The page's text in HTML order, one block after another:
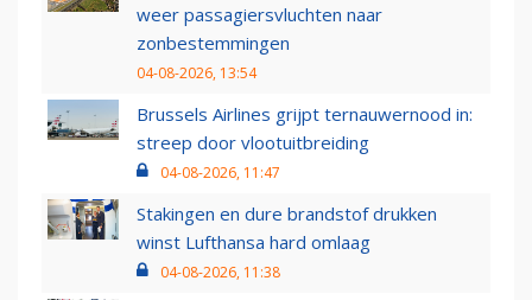
weer passagiersvluchten naar
zonbestemmingen
04-08-2026, 13:54
Brussels Airlines grijpt ternauwernood in:
streep door vlootuitbreiding
04-08-2026, 11:47
Stakingen en dure brandstof drukken
winst Lufthansa hard omlaag
04-08-2026, 11:38